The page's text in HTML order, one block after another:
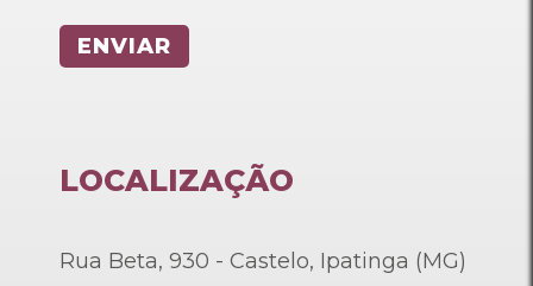
LOCALIZAÇÃO
Rua Beta, 930 - Castelo, Ipatinga (MG)